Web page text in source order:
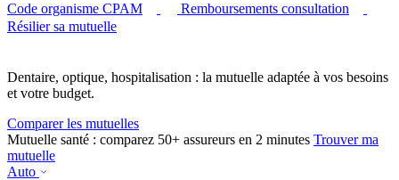
Code organisme CPAM
Remboursements consultation
Résilier sa mutuelle
Dentaire, optique, hospitalisation : la mutuelle adaptée à vos besoins
et votre budget.
Comparer les mutuelles
Mutuelle santé : comparez 50+ assureurs en 2 minutes Trouver ma
mutuelle
Auto